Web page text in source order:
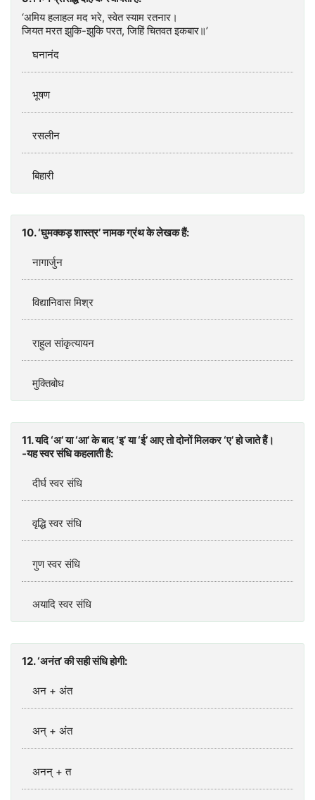
‘अमिय हलाहल मद भरे, स्‍वेत स्‍याम रतनार।
जियत मरत झुकि-झुकि परत, जिहिं चितवत इकबार॥’
घनानंद
भूषण
रसलीन
बिहारी
10. ‘घुमक्‍कड़ शास्‍त्र’ नामक ग्रंथ के लेखक हैं:
नागार्जुन
विद्यानिवास मिश्र
राहुल सांकृत्‍यायन
मुक्‍तिबोध
11. यदि ‘अ’ या ‘आ’ के बाद ‘इ’ या ‘ई’ आए तो दोनों मिलकर ‘ए’ हो जाते हैं।
-यह स्‍वर संधि कहलाती है:
दीर्घ स्‍वर संधि
वृद्धि स्‍वर संधि
गुण स्‍वर संधि
अयादि स्‍वर संधि
12. ‘अनंत’ की सही संधि होगी:
अन + अंत
अन् + अंत
अनन् + त